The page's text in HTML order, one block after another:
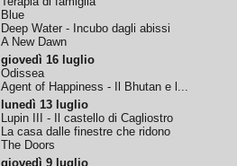
Blue
Deep Water - Incubo dagli abissi
A New Dawn
giovedì 16 luglio
Odissea
Agent of Happiness - Il Bhutan e l...
lunedì 13 luglio
Lupin III - Il castello di Cagliostro
La casa dalle finestre che ridono
The Doors
giovedì 9 luglio